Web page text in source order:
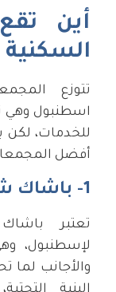
أين
تتوزع
اسطنبول وهي
للخدمات، لكن
أفضل
1- باشاك شهير
تعتبر
لإسطنبول،
والأجانب لما